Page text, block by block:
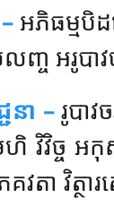
អភិធម្មបិដ
ញ្ច អរូបា
នា –រូបាវ
មេហិ វិវិច្
គវតា វិត្ថ